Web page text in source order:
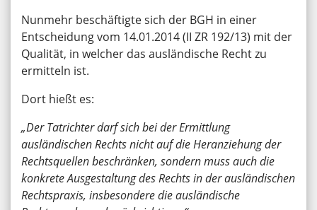
Nunmehr beschäftigte sich der BGH in einer
Entscheidung vom 14.01.2014 (II ZR 192/13) mit der
Qualität, in welcher das ausländische Recht zu
ermitteln ist.
Dort hießt es:
„Der Tatrichter darf sich bei der Ermittlung
ausländischen Rechts nicht auf die Heranziehung der
Rechtsquellen beschränken, sondern muss auch die
konkrete Ausgestaltung des Rechts in der ausländischen
Rechtspraxis, insbesondere die ausländische